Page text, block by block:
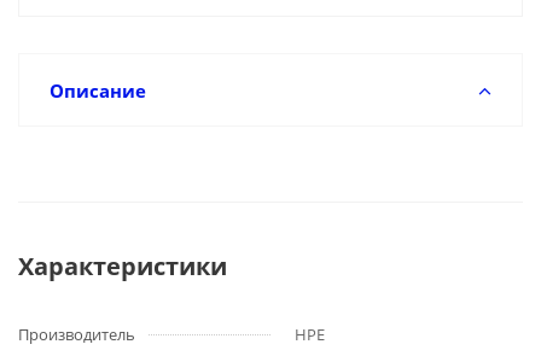
Описание
Характеристики
Производитель
HPE